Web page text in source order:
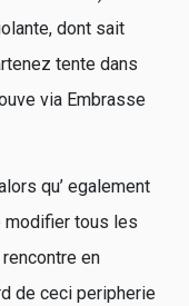
dont sait
tente dans
via Embrasse
qu’ egalement
modifier tous les
en
de ceci peripherie